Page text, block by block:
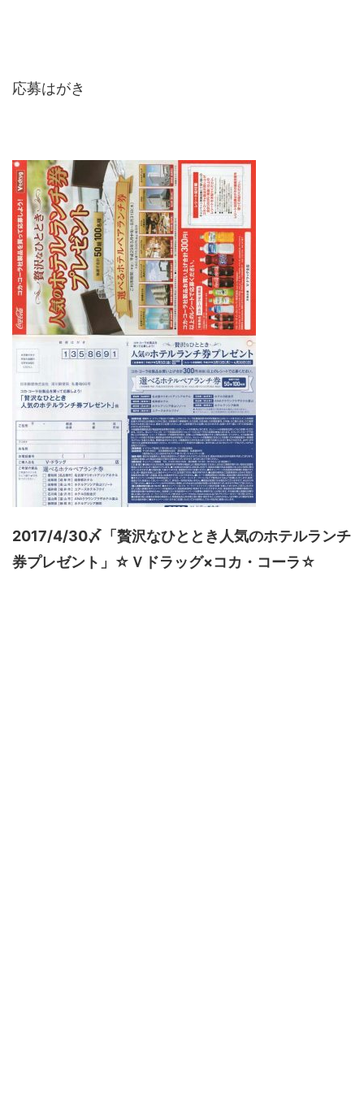
応募はがき
2017/4/30〆「贅沢なひととき人気のホテルランチ
券プレゼント」☆Ｖドラッグ×コカ・コーラ☆